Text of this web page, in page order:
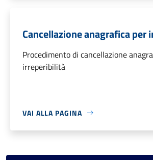
Cancellazione anagrafica per
Procedimento di cancellazione
irreperibilità
VAI ALLA PAGINA